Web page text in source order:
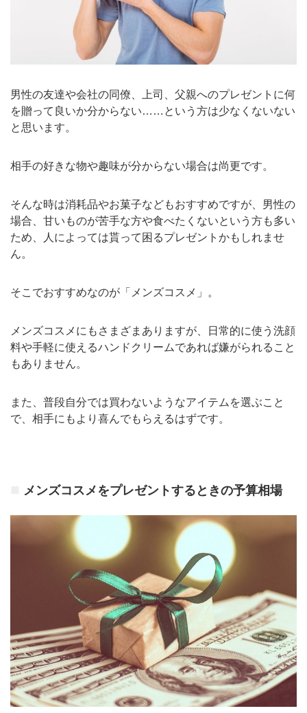
男性の友達や会社の同僚、上司、父親へのプレゼントに何
を贈って良いか分からない……という方は少なくないない
と思います。
相手の好きな物や趣味が分からない場合は尚更です。
そんな時は消耗品やお菓子などもおすすめですが、男性の
場合、甘いものが苦手な方や食べたくないという方も多い
ため、人によっては貰って困るプレゼントかもしれませ
ん。
そこでおすすめなのが「メンズコスメ」。
メンズコスメにもさまざまありますが、日常的に使う洗顔
料や手軽に使えるハンドクリームであれば嫌がられること
もありません。
また、普段自分では買わないようなアイテムを選ぶこと
で、相手にもより喜んでもらえるはずです。
メンズコスメをプレゼントするときの予算相場